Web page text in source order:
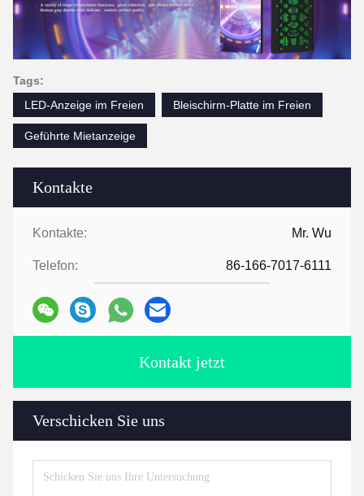
Kontakte
Kontakte: Mr. Wu
Telefon: 86-166-7017-6111
Kontakt jetzt
Verschicken Sie uns
Tags:
LED-Anzeige im Freien
Bleischirm-Platte im Freien
Geführte Mietanzeige